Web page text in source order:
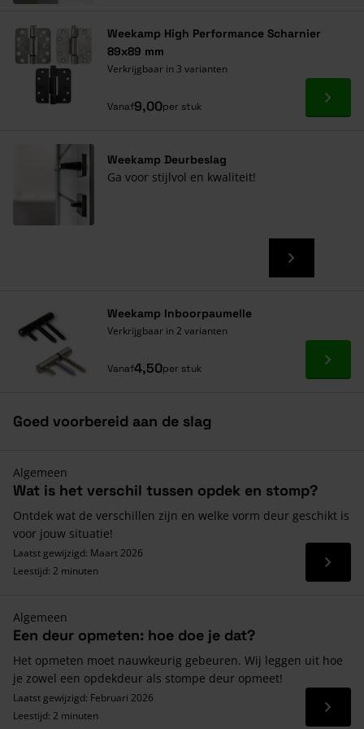
Weekamp High Performance Scharnier
89x89 mm
Verkrijgbaar in 3 varianten
Vanaf9,00per stuk Ga
Weekamp Deurbeslag
Ga voor stijlvol en kwaliteit!
Weekamp Inboorpaumelle
Verkrijgbaar in 2 varianten
Vanaf4,50per stuk Ga
Goed voorbereid aan de slag
Algemeen
Wat is het verschil tussen opdek en stomp?
Ontdek wat de verschillen zijn en welke vorm deur geschikt is
voor jouw situatie!
Laatst gewijzigd: Maart 2026
Leestijd: 2 minuten
Lees
Algemeen
Een deur opmeten: hoe doe je dat?
Het opmeten moet nauwkeurig gebeuren. Wij leggen uit hoe
je zowel een opdekdeur als stompe deur opmeet!
Laatst gewijzigd: Februari 2026
Leestijd: 2 minuten
Lees